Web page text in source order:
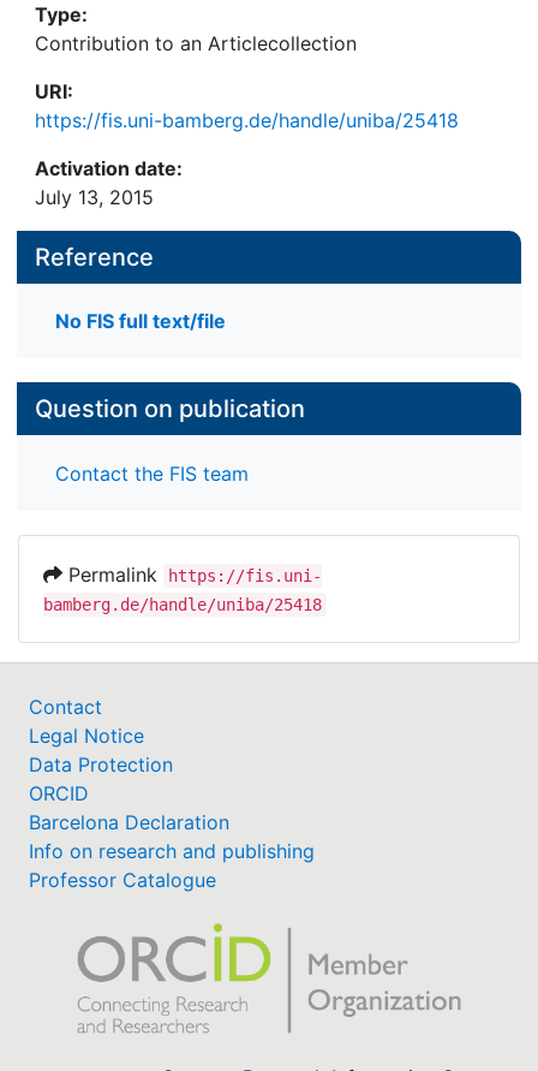
Type:
Contribution to an Articlecollection
URI:
https://fis.uni-bamberg.de/handle/uniba/25418
Activation date:
July 13, 2015
Reference
No FIS full text/file
Question on publication
Contact the FIS team
Permalink
https://fis.uni-
bamberg.de/handle/uniba/25418
Contact
Legal Notice
Data Protection
ORCID
Barcelona Declaration
Info on research and publishing
Professor Catalogue